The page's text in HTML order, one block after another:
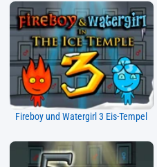
Fireboy und Watergirl 3 Eis-Tempel